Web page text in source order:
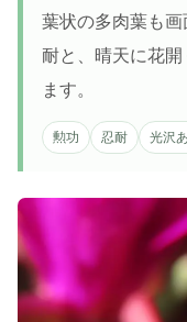
葉状の多肉葉も
耐と、晴天に花
ます。
勲功 忍耐 光沢